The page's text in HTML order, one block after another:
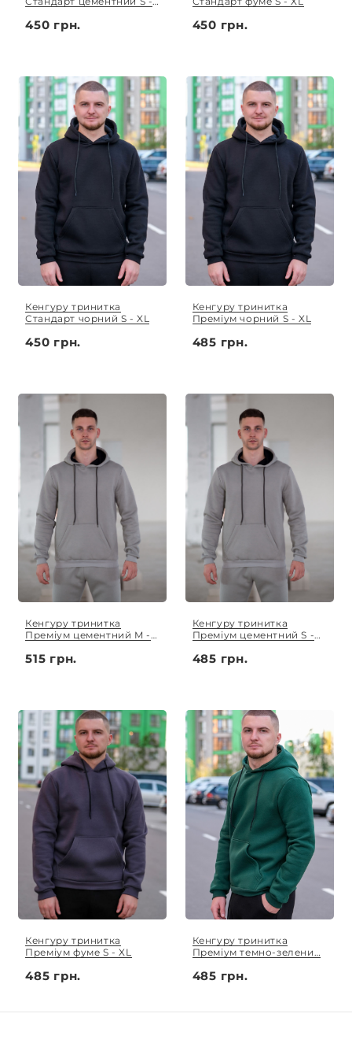
450 грн. 450 грн.
Кенгуру тринитка
Стандарт чорний S - XL
450 грн.
Кенгуру тринитка
Преміум чорний S - XL
485 грн.
Кенгуру тринитка
Преміум цементний M -
515 грн.
Кенгуру тринитка
Преміум цементний S -
485 грн.
Кенгуру тринитка
Преміум фуме S - XL
485 грн.
Кенгуру тринитка
Преміум темно-зелений
485 грн.